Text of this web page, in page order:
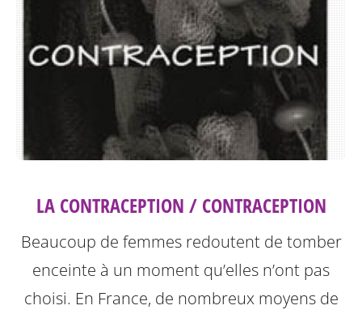
LA CONTRACEPTION / CONTRACEPTION
Beaucoup de femmes redoutent de tomber
enceinte à un moment qu’elles n’ont pas
choisi. En France, de nombreux moyens de